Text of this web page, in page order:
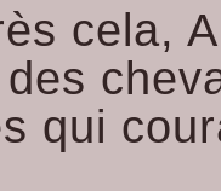
cela,
qui